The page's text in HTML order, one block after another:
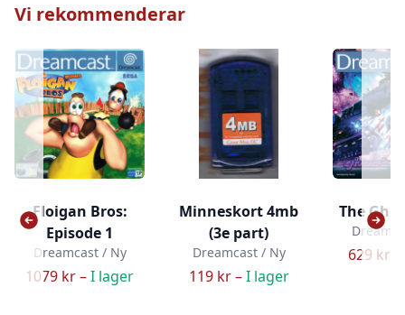
Vi rekommenderar
Floigan Bros:
Episode 1
Dreamcast / Ny
1079 kr –I lager
Minneskort 4mb
(3e part)
Dreamcast / Ny
119 kr –I lager
The
629 kr –